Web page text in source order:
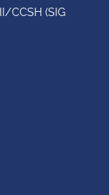
CCSH (SIG